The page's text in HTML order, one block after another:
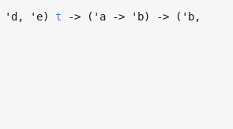
'd , 'e) t -> ( 'a -> 'b) -> ( 'b,